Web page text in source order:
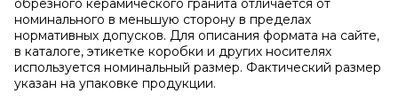
номинального в меньшую сторону в пределах
нормативных допусков. Для описания формата на сайте,
в каталоге, этикетке коробки и других носителях
используется номинальный размер. Фактический размер
указан на упаковке продукции.